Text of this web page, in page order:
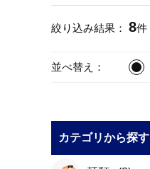
絞り込み結果： 8件
並べ替え：
カテゴリから探す